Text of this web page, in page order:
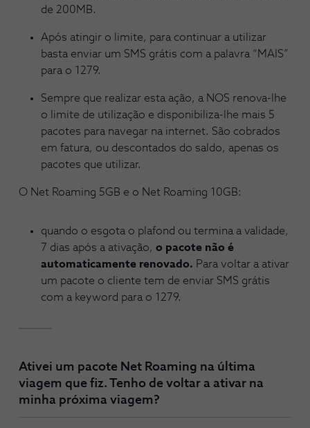
de 200MB.
Após atingir o limite, para continuar a utilizar
basta enviar um SMS grátis com a palavra “MAIS”
para o 1279.
Sempre que realizar esta ação, a NOS renova-lhe
o limite de utilização e disponibiliza-lhe mais 5
pacotes para navegar na internet. São cobrados
em fatura, ou descontados do saldo, apenas os
pacotes que utilizar.
O Net Roaming 5GB e o Net Roaming 10GB:
quando o esgota o plafond ou termina a validade,
7 dias após a ativação, o pacote não é
automaticamente renovado. Para voltar a ativar
um pacote o cliente tem de enviar SMS grátis
com a keyword para o 1279.
Ativei um pacote Net Roaming na última
viagem que fiz. Tenho de voltar a ativar na
minha próxima viagem?